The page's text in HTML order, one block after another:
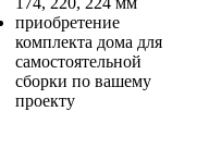
приобретение
комплекта дома для
самостоятельной
сборки по вашему
проекту